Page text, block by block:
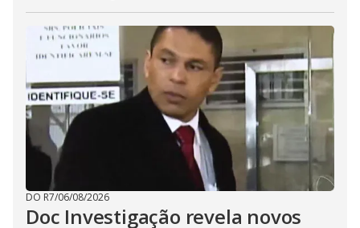
DO R7/06/08/2026
Doc Investigação revela novos